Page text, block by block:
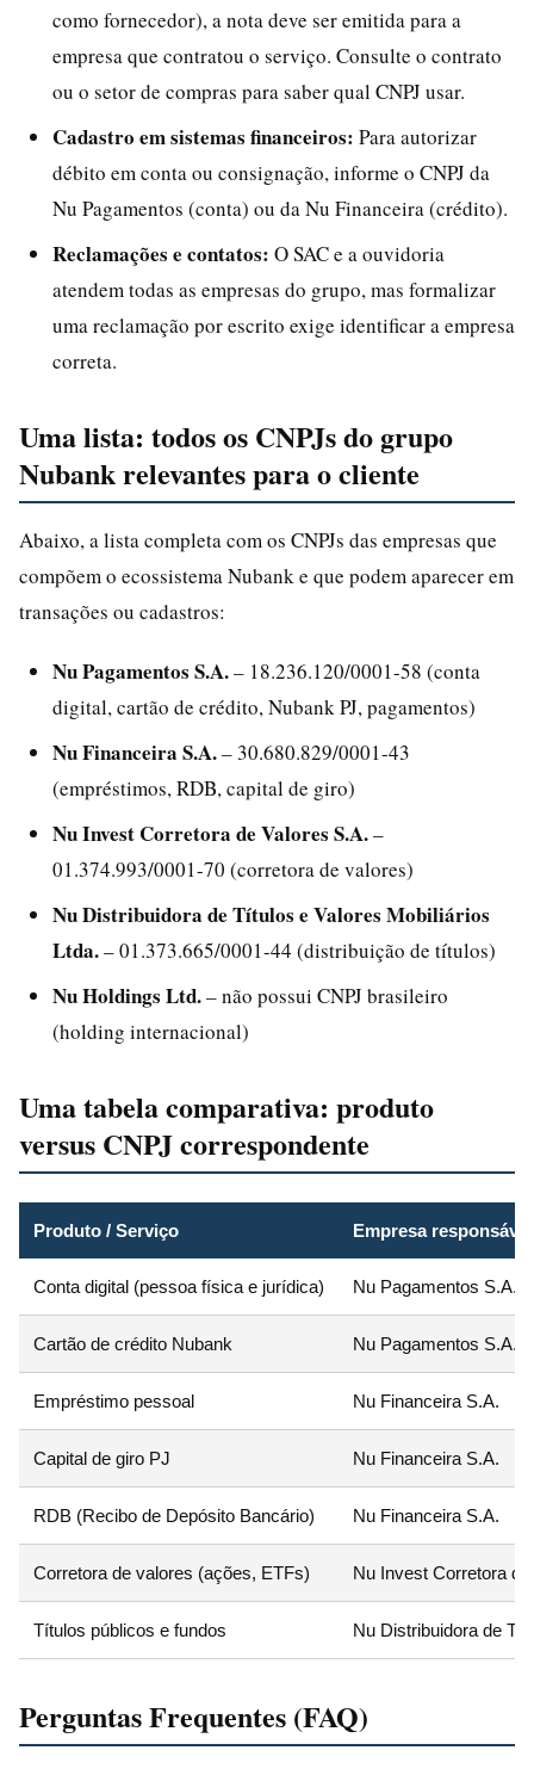
como fornecedor), a nota deve ser emitida para a
empresa que contratou o serviço. Consulte o contrato
ou o setor de compras para saber qual CNPJ usar.
Cadastro em sistemas financeiros: Para autorizar
débito em conta ou consignação, informe o CNPJ da
Nu Pagamentos (conta) ou da Nu Financeira (crédito).
Reclamações e contatos: O SAC e a ouvidoria
atendem todas as empresas do grupo, mas formalizar
uma reclamação por escrito exige identificar a empresa
correta.
Uma lista: todos os CNPJs do grupo
Nubank relevantes para o cliente
Abaixo, a lista completa com os CNPJs das empresas que
compõem o ecossistema Nubank e que podem aparecer em
transações ou cadastros:
Nu Pagamentos S.A.– 18.236.120/0001-58 (conta
digital, cartão de crédito, Nubank PJ, pagamentos)
Nu Financeira S.A.– 30.680.829/0001-43
(empréstimos, RDB, capital de giro)
Nu Invest Corretora de Valores S.A.–
01.374.993/0001-70 (corretora de valores)
Nu Distribuidora de Títulos e Valores Mobiliários
Ltda.– 01.373.665/0001-44 (distribuição de títulos)
Nu Holdings Ltd.– não possui CNPJ brasileiro
(holding internacional)
Uma tabela comparativa: produto
versus CNPJ correspondente
Produto / Serviço Empresa responsável
Conta digital (pessoa física e jurídica) Nu Pagamentos S.A.
Cartão de crédito Nubank Nu Pagamentos S.A.
Empréstimo pessoal Nu Financeira S.A.
Capital de giro PJ Nu Financeira S.A.
RDB (Recibo de Depósito Bancário) Nu Financeira S.A.
Corretora de valores (ações, ETFs) Nu Invest Corretora
Títulos públicos e fundos Nu Distribuidora de
Perguntas Frequentes (FAQ)